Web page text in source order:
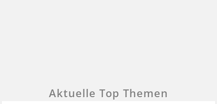
Aktuelle Top Themen